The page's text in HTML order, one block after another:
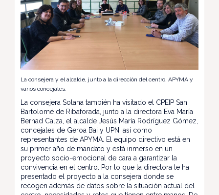
La consejera y el alcalde, junto a la dirección del centro, APYMA y
varios concejales.
La consejera Solana también ha visitado el CPEIP San
Bartolomé de Ribaforada, junto a la directora Eva María
Bernad Calza, el alcalde Jesús María Rodríguez Gómez,
concejales de Geroa Bai y UPN, así como
representantes de APYMA. El equipo directivo está en
su primer año de mandato y está inmerso en un
proyecto socio-emocional de cara a garantizar la
convivencia en el centro. Por lo que la directora le ha
presentado el proyecto a la consejera donde se
recogen además de datos sobre la situación actual del